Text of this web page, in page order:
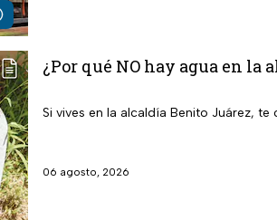
¿Por qué NO hay agua en
Si vives en la alcaldía Benito Juárez,
06 agosto, 2026